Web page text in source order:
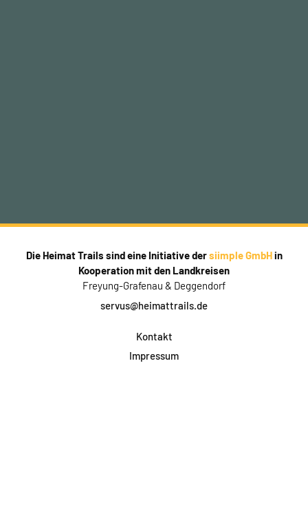
Die Heimat Trails sind eine Initiative dersiimple GmbHin
Kooperation mit den Landkreisen
Freyung-Grafenau & Deggendorf
servus@heimattrails.de
Kontakt
Impressum